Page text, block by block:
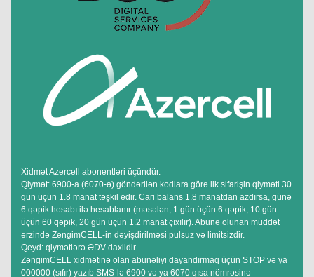
Xidmət Azercell abonentləri üçündür.
Qiymət: 6900-a (6070-ə) göndərilən kodlara görə ilk sifarişin qiyməti 30
gün üçün 1.8 manat təşkil edir. Cari balans 1.8 manatdan azdırsa, günə
6 qəpik hesabı ilə hesablanır (məsələn, 1 gün üçün 6 qəpik, 10 gün
üçün 60 qəpik, 20 gün üçün 1.2 manat çıxılır). Abunə olunan müddət
ərzində ZengimCELL-in dəyişdirilməsi pulsuz və limitsizdir.
Qeyd: qiymətlərə ƏDV daxildir.
ZəngimCELL xidmətinə olan abunəliyi dayandırmaq üçün STOP və ya
000000 (sıfır) yazıb SMS-lə 6900 və ya 6070 qısa nömrəsinə